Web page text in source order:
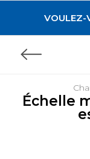
VOULEZ-
Échelle